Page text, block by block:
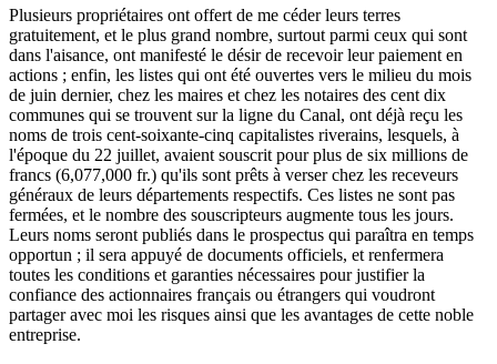
Plusieurs propriétaires ont offert de me céder leurs terres
gratuitement, et le plus grand nombre, surtout parmi ceux qui sont
dans l'aisance, ont manifesté le désir de recevoir leur paiement en
actions ; enfin, les listes qui ont été ouvertes vers le milieu du mois
de juin dernier, chez les maires et chez les notaires des cent dix
communes qui se trouvent sur la ligne du Canal, ont déjà reçu les
noms de trois cent-soixante-cinq capitalistes riverains, lesquels, à
l'époque du 22 juillet, avaient souscrit pour plus de six millions de
francs (6,077,000 fr.) qu'ils sont prêts à verser chez les receveurs
généraux de leurs départements respectifs. Ces listes ne sont pas
fermées, et le nombre des souscripteurs augmente tous les jours.
Leurs noms seront publiés dans le prospectus qui paraîtra en temps
opportun ; il sera appuyé de documents officiels, et renfermera
toutes les conditions et garanties nécessaires pour justifier la
confiance des actionnaires français ou étrangers qui voudront
partager avec moi les risques ainsi que les avantages de cette noble
entreprise.